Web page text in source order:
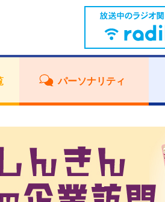
パーソナリティ